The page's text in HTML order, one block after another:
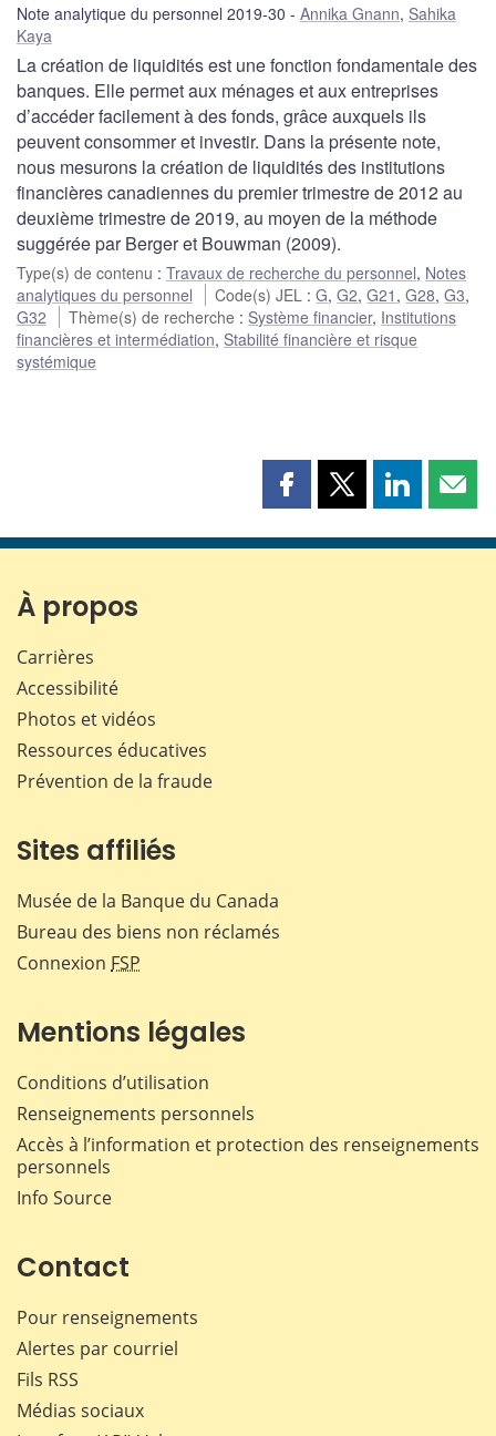
Note analytique du personnel 2019-30 Annika Gnann, Sahika
Kaya
La création de liquidités est une fonction fondamentale des
banques. Elle permet aux ménages et aux entreprises
d’accéder facilement à des fonds, grâce auxquels ils
peuvent consommer et investir. Dans la présente note,
nous mesurons la création de liquidités des institutions
financières canadiennes du premier trimestre de 2012 au
deuxième trimestre de 2019, au moyen de la méthode
suggérée par Berger et Bouwman (2009).
Type(s) de contenu : Travaux de recherche du personnel, Notes
analytiques du personnel
Code(s) JEL :G,G2,G21 ,G28,G3,
G32
Thème(s) de recherche : Système financier, Institutions
financières et intermédiation, Stabilité financière et risque
systémique
Partager
page
Partager
page
Partager
page page
À propos
Carrières
Accessibilité
Photos et vidéos
Ressources éducatives
Prévention de la fraude
Sites affiliés
Musée de la Banque du Canada
Bureau des biens non réclamés
Connexion FSP
Mentions légales
Conditions d’utilisation
Renseignements personnels
Accès à l’information et protection des renseignements
personnels
Info Source
Contact
Pour renseignements
Alertes par courriel
Fils RSS
Médias sociaux